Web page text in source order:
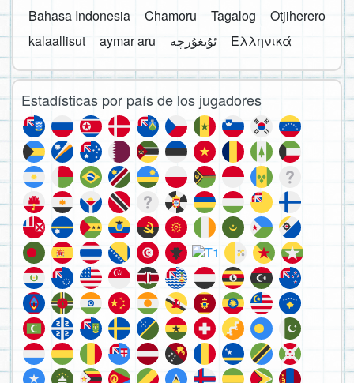
Bahasa Indonesia
Chamoru Tagalog
Otjiherero
kalaallisut
aymar aru Ελληνικά
Estadísticas por país de los jugadores